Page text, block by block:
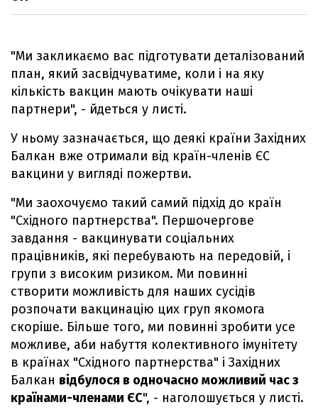
"Ми закликаємо вас підготувати деталізований
план, який засвідчуватиме, коли і на яку
кількість вакцин мають очікувати наші
партнери", - йдеться у листі.
У ньому зазначається, що деякі країни Західних
Балкан вже отримали від країн-членів ЄС
вакцини у вигляді пожертви.
"Ми заохочуємо такий самий підхід до країн
"Східного партнерства". Першочергове
завдання - вакцинувати соціальних
працівників, які перебувають на передовій, і
групи з високим ризиком. Ми повинні
створити можливість для наших сусідів
розпочати вакцинацію цих груп якомога
скоріше. Більше того, ми повинні зробити усе
можливе, аби набуття колективного імунітету
в країнах "Східного партнерства" і Західних
Балкан відбулося в одночасно можливий час з
країнами-членами ЄС", - наголошується у листі.